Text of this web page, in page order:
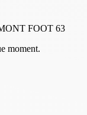
FOOT 63
moment.